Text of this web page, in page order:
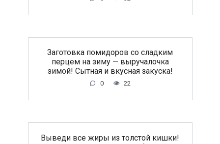
Заготовка помидоров со сладким
перцем на зиму — выручалочка
зимой! Сытная и вкусная закуска!
0 22
Выведи все жиры из толстой кишки!